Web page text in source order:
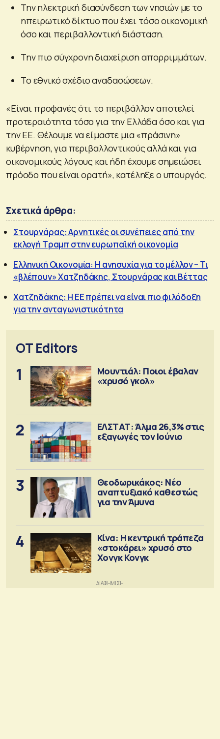
Την ηλεκτρική διασύνδεση των νησιών με το
ηπειρωτικό δίκτυο που έχει τόσο οικονομική
όσο και περιβαλλοντική διάσταση.
Την πιο σύγχρονη διαχείριση απορριμμάτων.
Το εθνικό σχέδιο αναδασώσεων.
«Είναι προφανές ότι το περιβάλλον αποτελεί
προτεραιότητα τόσο για την Ελλάδα όσο και για
την ΕΕ. Θέλουμε να είμαστε μια «πράσινη»
κυβέρνηση, για περιβαλλοντικούς αλλά και για
οικονομικούς λόγους και ήδη έχουμε σημειώσει
πρόοδο που είναι ορατή», κατέληξε ο υπουργός.
Σχετικά άρθρα:
Στουρνάρας: Αρνητικές οι συνέπειες από την
εκλογή Τραμπ στην ευρωπαϊκή οικονομία
Ελληνική Οικονομία: Η ανησυχία για το μέλλον – Τι
«βλέπουν» Χατζηδάκης, Στουρνάρας και Βέττας
Χατζηδάκης: Η ΕΕ πρέπει να είναι πιο φιλόδοξη
για την ανταγωνιστικότητα
OT Editors
1
Μουντιάλ: Ποιοι έβαλαν
«χρυσό γκολ»
2
ΕΛΣΤΑΤ: Άλμα 26,3% στις
εξαγωγές τον Ιούνιο
3
Θεοδωρικάκος: Νέο
αναπτυξιακό καθεστώς
για την Άμυνα
4
Κίνα: Η κεντρική τράπεζα
«στοκάρει» χρυσό στο
Χονγκ Κονγκ